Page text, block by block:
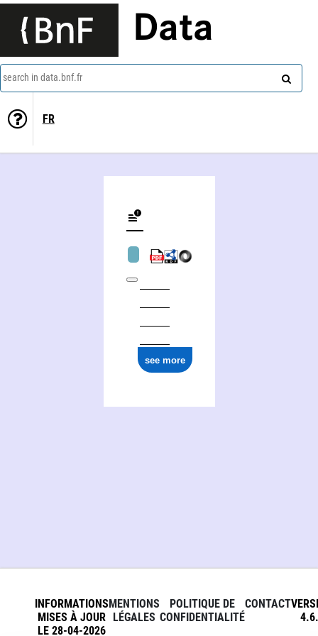
Data
search in data.bnf.fr
FR
see more
INFORMATIONS
MISES À JOUR
LE 28-04-2026
MENTIONS
LÉGALES
POLITIQUE DE
CONFIDENTIALITÉ
CONTACT